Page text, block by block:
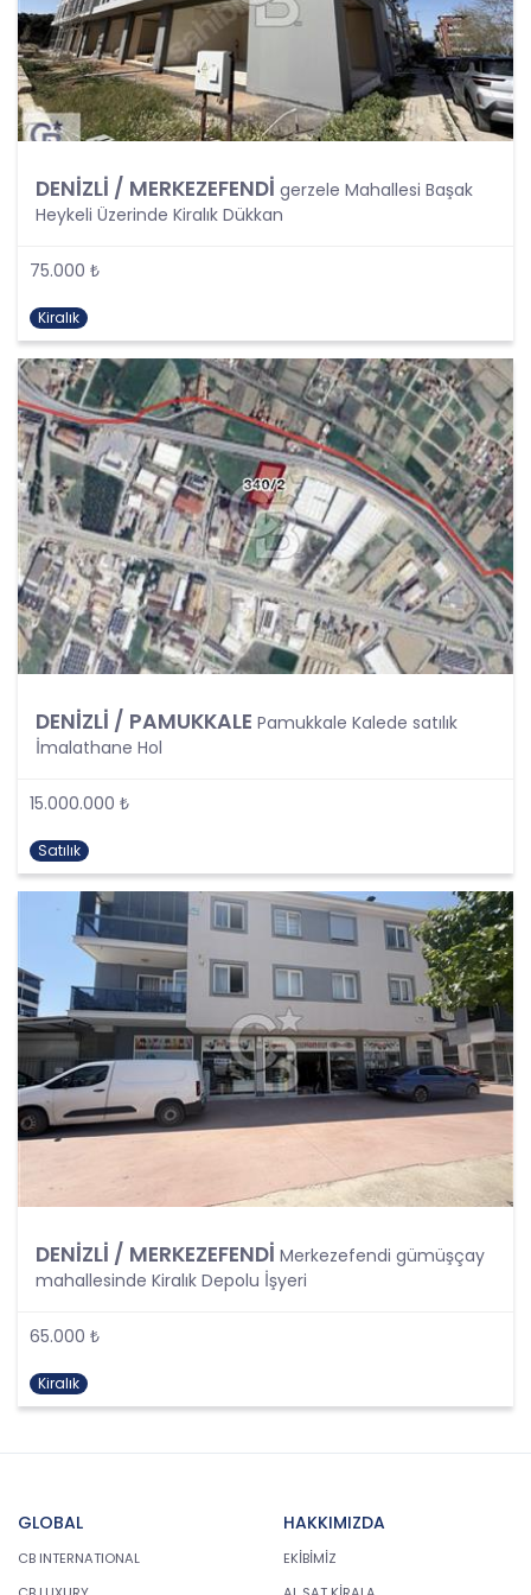
olarak tanımlanmıştır. Kişisel veri kavramı sadece
ad, soyad, doğum yeri, doğum tarihi gibi kişilerin
tanınmasını ve teşhisini sağlayan bilgilerden
ibaret olmayıp ayrıca kişilerin fiziksel, sosyal,
kültürel, ekonomik, psikolojik tüm bilgilerini de
kapsamaktadır.
numarası, vergi numarası, pasaport numarası,
sosyal güvenlik numarası, sürücü belgesi
numarası, taşıt plakası, ev adresi, iş adresi, e-
özgeçmişi, fotoğrafı, videosu, genetik bilgileri, kan
grubu, kriminal geçmişi ve adli sicil bilgileri gibi
kişinin belirli veya belirlenebilir olmasını sağlayan
tüm bilgiler kişisel veri niteliği taşımaktadır ve
kişisel verilerin korunması kapsamına girmektedir.
Bu tanım uyarınca, CB Gayrimenkul Franchising
Pazarlama ve Danışmanlık Hizmetleri A.Ş. iş
ortakları, çalışanları ve müşterileri başta olmak
üzere üçüncü kişiler de dahil, topladıkları tüm
verilerin kişisel veri kapsamına girip girmediğini
tespit edecek ve bu verileri KVKK’nundaki kurallara
uygun olarak işleyecektir.
Kişisel verilerin işlenmesi; tamamen veya kısmen
otomatik olan ya da herhangi bir veri kayıt
sisteminin parçası olmak kaydıyla otomatik
olmayan yollarla elde edilmesi, kaydedilmesi,
yeniden düzenlenmesi, açıklanması, aktarılması,
elde edilebilir hale getirilmesi, sınıflandırılması
üzerinde gerçekleştirilen her türlü işlemi
CB Gayrimenkul Franchising Pazarlama ve
Danışmanlık Hizmetleri A.Ş.; KVKK uyarınca kişisel
verileri ancak ilgili kişilerin açık rızası ile işleyecektir
Ancak, aşağıdaki şartlardan herhangi birinin var
olması halinde, açık rıza aranmaksın kişisel
verilerin işlenmesi mümkündür:
Kanunlarda açıkça öngörülmesi,
Fiili imkansızlık nedeni ile rızasını açıklayamayacak
durumda bulunan veya rızasına hukuki geçerlilik
tanınmayan kişilerin kendileri veya bir başkasının
hayatı veya beden bütünlüğünün korunması için
Bir sözleşmenin kurulması veya ifasıyla doğrudan
doğruya ilgili olması kaydıyla, sözleşme taraflarına
Veri sorumlusunun hukuki yükümlülüğünü yerine
getirebilmesi için zorunlu olan durumlarda.
Bir hakkın tesisi, kullanılması veya korunması için
İlgili kişinin temel hak ve özgürlüklerine zarar
vermemek kaydı ile veri sorumlusunun meşru
Kanun kapsamında bir takım kişisel veriler özel
veri kapsamında değerlendirilmiş olup ve CB
Gayrimenkul Franchising Pazarlama ve
DENİZLİ / MERKEZEFENDİ gerzele Mahallesi Başak
Heykeli Üzerinde Kiralık Dükkan
75.000 ₺
Kiralık
DENİZLİ / PAMUKKALE Pamukkale Kalede satılık
İmalathane Hol
15.000.000 ₺
Satılık
DENİZLİ / MERKEZEFENDİ Merkezefendi gümüşçay
mahallesinde Kiralık Depolu İşyeri
65.000 ₺
Kiralık
GLOBAL
CB INTERNATIONAL
HAKKIMIZDA
EKİBİMİZ